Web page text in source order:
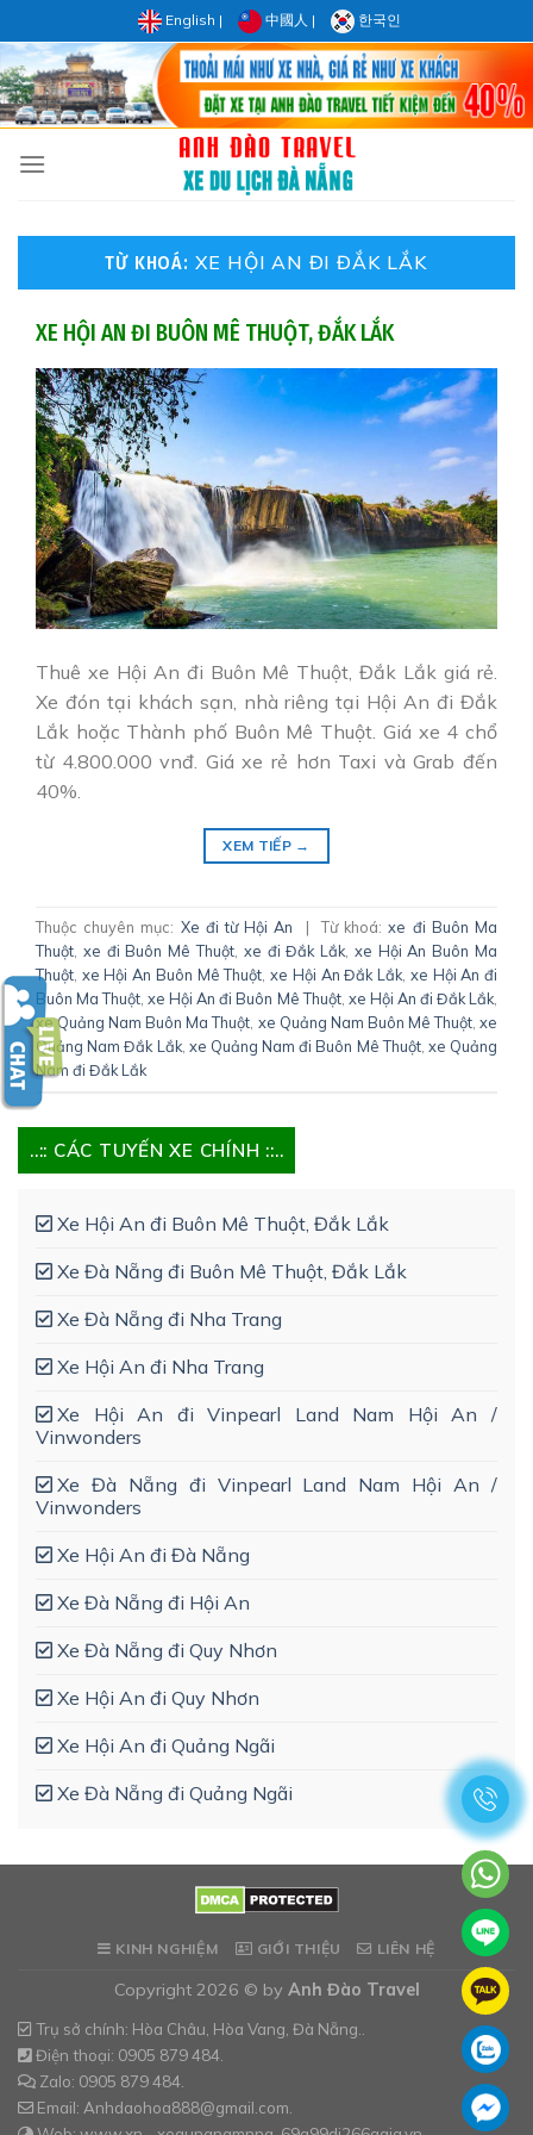
to
content
English | 中國人 | 한국인
TỪ KHOÁ: XE HỘI AN ĐI ĐẮK LẮK
XE HỘI AN ĐI BUÔN MÊ THUỘT, ĐẮK LẮK
Thuê xe Hội An đi Buôn Mê Thuột, Đắk Lắk giá rẻ.
Xe đón tại khách sạn, nhà riêng tại Hội An đi Đắk
Lắk hoặc Thành phố Buôn Mê Thuột. Giá xe 4 chổ
từ 4.800.000 vnđ. Giá xe rẻ hơn Taxi và Grab đến
40%.
XEM TIẾP →
Thuộc chuyên mục: Xe đi từ Hội An | Từ khoá:xe đi Buôn Ma
Thuột xe đi Buôn Mê Thuột, xe đi Đắk Lắk xe Hội An Buôn Ma
Thuột xe Hội An Buôn Mê Thuột ,xe Hội An Đắk Lắk xe Hội An đi
Buôn Ma Thuột ,xe Hội An đi Buôn Mê Thuột, xe Hội An đi Đắk Lắk
xe Quảng Nam Buôn Ma Thuột xe Quảng Nam Buôn Mê Thuột,xe
Quảng Nam Đắk Lắk, xe Quảng Nam đi Buôn Mê Thuột, xe Quảng
Nam đi Đắk Lắk
..:: CÁC TUYẾN XE CHÍNH ::..
Xe Hội An đi Buôn Mê Thuột, Đắk Lắk
Xe Đà Nẵng đi Buôn Mê Thuột, Đắk Lắk
Xe Đà Nẵng đi Nha Trang
Xe Hội An đi Nha Trang
Xe Hội An đi Vinpearl Land Nam Hội An /
Vinwonders
Xe Đà Nẵng đi Vinpearl Land Nam Hội An /
Vinwonders
Xe Hội An đi Đà Nẵng
Xe Đà Nẵng đi Hội An
Xe Đà Nẵng đi Quy Nhơn
Xe Hội An đi Quy Nhơn
Xe Hội An đi Quảng Ngãi
Xe Đà Nẵng đi Quảng Ngãi
KINH NGHIỆM GIỚI THIỆU LIÊN HỆ
Copyright 2026 © by Anh Đào Travel
Trụ sở chính: Hòa Châu, Hòa Vang, Đà Nẵng..
Điện thoại: 0905 879 484.
Zalo: 0905 879 484.
Email: Anhdaohoa888@gmail.com.